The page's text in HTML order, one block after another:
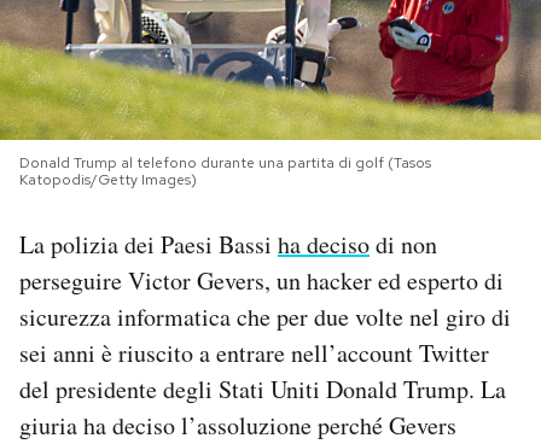
NEWSLETTER
I MIEI PREFERITI
SHOP
CALENDARIO
AREA PERSONALE
Area Personale
Donald Trump al telefono durante una partita di golf (Tasos
Katopodis/Getty Images)
La polizia dei Paesi Bassi ha decisodi non
perseguire Victor Gevers, un hacker ed esperto di
sicurezza informatica che per due volte nel giro di
sei anni è riuscito a entrare nell’account Twitter
del presidente degli Stati Uniti Donald Trump. La
giuria ha deciso l’assoluzione perché Gevers